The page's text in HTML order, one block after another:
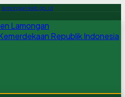
lamongankab.go.id